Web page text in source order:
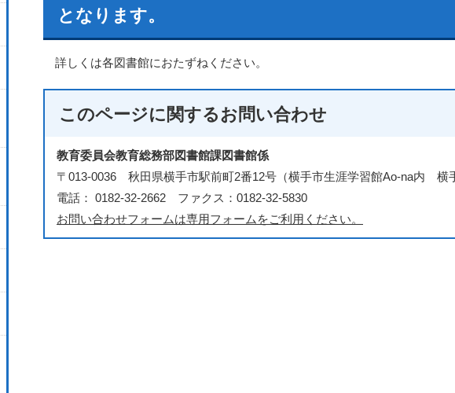
となります。
詳しくは各図書館におたずねください。
このページに関するお問い合わせ
教育委員会教育総務部図書館課図書館係
〒013-0036 秋田県横手市駅前町2番12号（横手市生涯学習館Ao-na内 横
電話： 0182-32-2662 ファクス：0182-32-5830
お問い合わせフォームは専用フォームをご利用ください。